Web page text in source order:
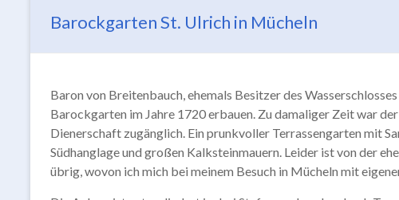
Barockgarten St. Ulrich in Mücheln
Baron von Breitenbauch, ehemals Besitzer des
Barockgarten im Jahre 1720 erbauen. Zu damaliger Zeit war
Dienerschaft zugänglich. Ein prunkvoller Terrassengarten mit
Südhanglage und großen Kalksteinmauern. Leider ist von der
übrig, wovon ich mich bei meinem Besuch in Mücheln mit